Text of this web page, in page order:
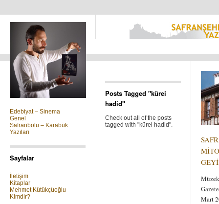
Kategoriler
Edebiyat – Sinema
Genel
Safranbolu – Karabük
Yazıları
Sayfalar
İletişim
Kitaplar
Mehmet Kütükçüoğlu
Kimdir?
Posts Tagged "kürei
hadid"
Check out all of the posts
tagged with "kürei hadid".
Mart